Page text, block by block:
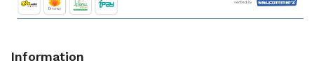
Information